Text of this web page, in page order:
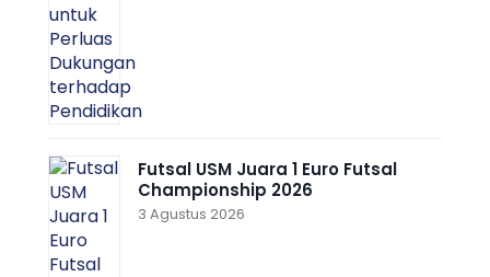
Futsal USM Juara 1 Euro Futsal
Championship 2026
3 Agustus 2026